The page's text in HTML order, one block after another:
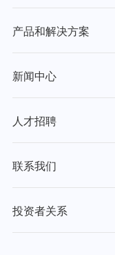
产品和解决方案
新闻中心
人才招聘
联系我们
投资者关系